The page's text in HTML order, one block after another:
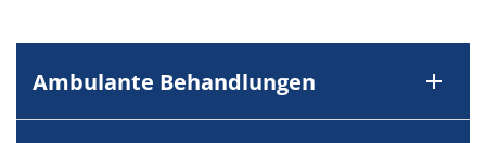
Ambulante Behandlungen